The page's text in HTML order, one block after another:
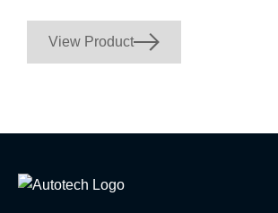
View Product